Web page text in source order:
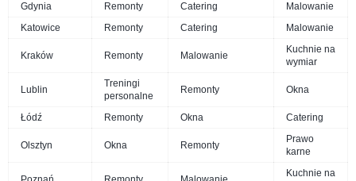
Gdynia
Remonty Catering
Malowanie
Katowice
Remonty Catering Malowanie
Kraków Remonty Malowanie
Kuchnie na
wymiar
Lublin
Treningi
personalne
Remonty Okna
Łódź Remonty Okna Catering
Olsztyn Okna Remonty
Prawo
karne
Kuchnie na